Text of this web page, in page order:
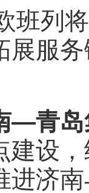
班列
展服
—青岛
建设
进济